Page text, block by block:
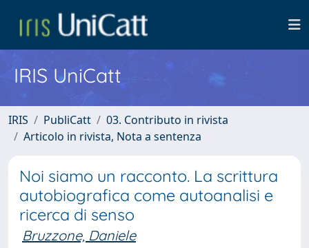
IRIS UniCatt
IRIS PubliCatt
03. Contributo in rivista
Articolo in rivista, Nota a sentenza
Noi siamo un racconto. La scrittura
autobiografica come autoanalisi e
ricerca di senso
Bruzzone, Daniele